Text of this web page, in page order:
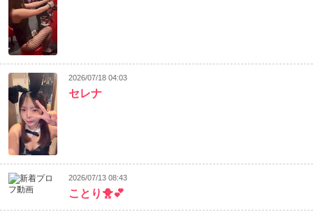
2026/07/18 04:03
セレナ
2026/07/13 08:43
ことり🐥💕